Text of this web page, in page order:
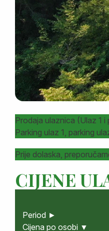
Prodaja ulaznica (Ulaz 1
Parking ulaz 1, parking
Prije dolaska,
CIJENE
Period ►
Cijena po osobi ▼